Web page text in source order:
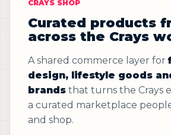
CRAYS SHOP
Curated products
across the Crays
A shared commerce layer for
design, lifestyle goods
brands that turns the Crays
a curated marketplace
and shop.